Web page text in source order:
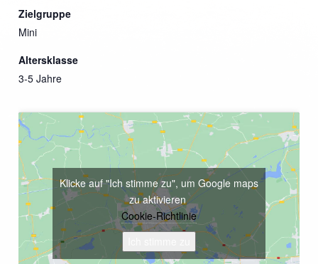
Zielgruppe
Mini
Altersklasse
3-5 Jahre
Klicke auf "Ich stimme zu", um Google maps
zu aktivieren
Cookie-Richtlinie